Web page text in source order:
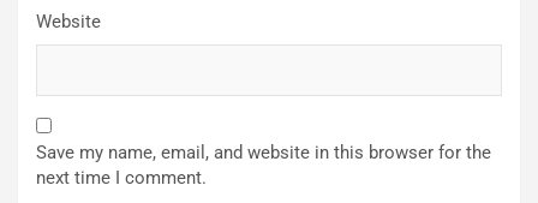
Website
Save my name, email, and website in this browser for the
next time I comment.